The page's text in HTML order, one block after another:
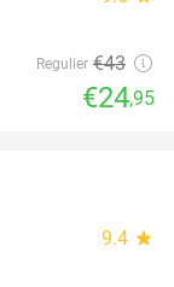
Regulier €43
€24,95
9.4 star